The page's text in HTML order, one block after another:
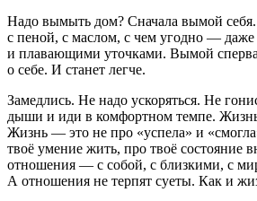
Надо вымыть дом? Сначала вымой себя.
с пеной, с маслом, с чем угодно — даже
и плавающими уточками. Вымой сперва
о себе. И станет легче.
Замедлись. Не надо ускоряться. Не
дыши и иди в комфортном темпе.
Жизнь — это не про «успела» и
твоё умение жить, про твоё состояние
отношения — с собой, с близкими, с
А отношения не терпят суеты. Как и